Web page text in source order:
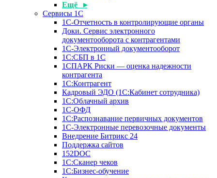
Ещё ▸
Сервисы 1С
1С-Отчетность в контролирующие органы
Доки. Сервис электронного
документооборота с контрагентами
1С-Электронный документооборот
1С:СБП в 1С
1СПАРК Риски — оценка надежности
контрагента
1С:Контрагент
Кадровый ЭДО (1С:Кабинет сотрудника)
1С:Облачный архив
1С-ОФД
1С:Распознавание первичных документов
1С-Электронные перевозочные документы
Внедрение Битрикс 24
Поддержка сайтов
152DOC
1С:Сканер чеков
1С:Бизнес-обучение